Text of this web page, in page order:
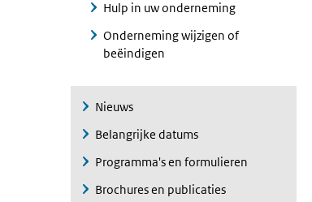
Hulp in uw onderneming
Onderneming wijzigen of
beëindigen
Nieuws
Belangrijke datums
Programma's en formulieren
Brochures en publicaties